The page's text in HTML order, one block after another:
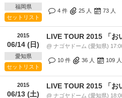
福岡県
セットリスト
4 件 25 人 73 人
2015
06/14 (日)
愛知県
セットリスト
LIVE TOUR 2015 「お
@ ナゴヤドーム (愛知県)
10 件 36 人 109 人
2015
06/13 (土)
LIVE TOUR 2015 「お
@ ナゴヤドーム (愛知県)